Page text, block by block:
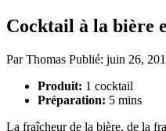
Cocktail à la bière
ParThomas Publié: juin 26,
Produit: 1 cocktail
Préparation: 5 mins
La fraîcheur de la bière, de la